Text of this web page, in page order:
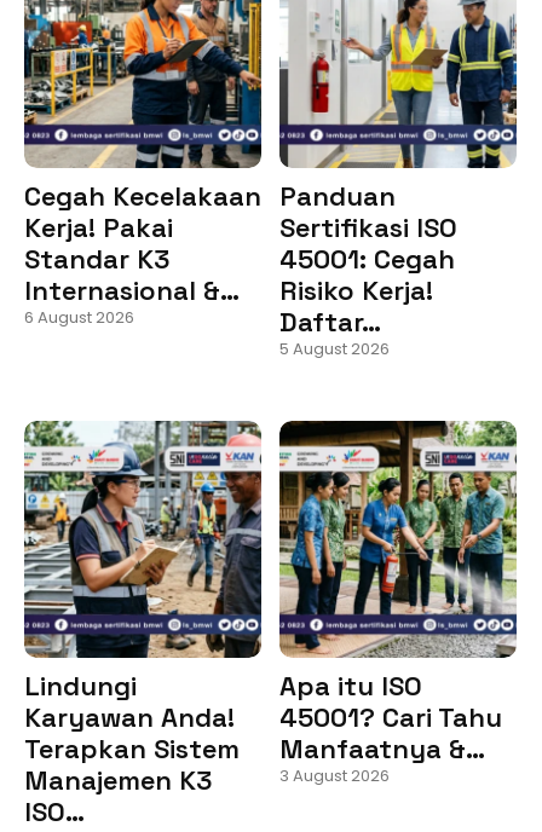
Cegah Kecelakaan
Kerja! Pakai
Standar K3
Internasional &…
6 August 2026
Panduan
Sertifikasi ISO
45001: Cegah
Risiko Kerja!
Daftar…
5 August 2026
Lindungi
Karyawan Anda!
Terapkan Sistem
Manajemen K3
ISO…
Apa itu ISO
45001? Cari Tahu
Manfaatnya &…
3 August 2026